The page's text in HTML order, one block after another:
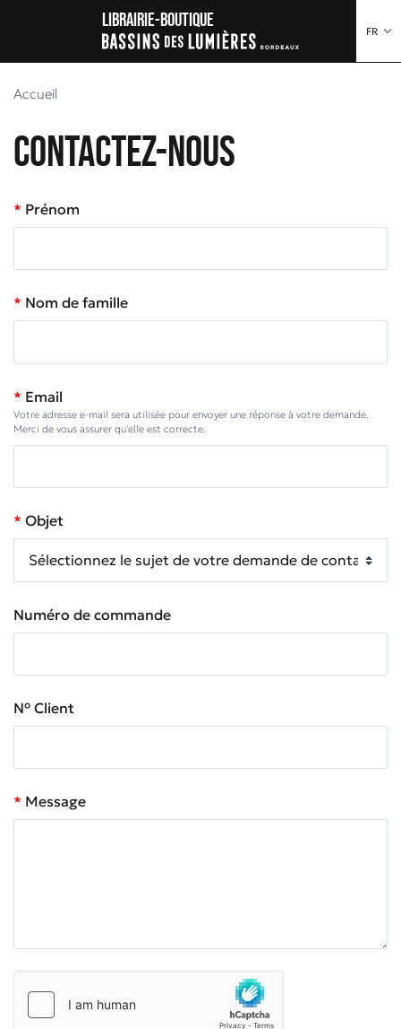
FR
Librairie-boutique
Accueil
Contactez-nous
Prénom
Nom de famille
Email
Votre adresse e-mail sera utilisée pour envoyer une réponse à votre demande.
Merci de vous assurer qu'elle est correcte.
Objet
Numéro de commande
N° Client
Message